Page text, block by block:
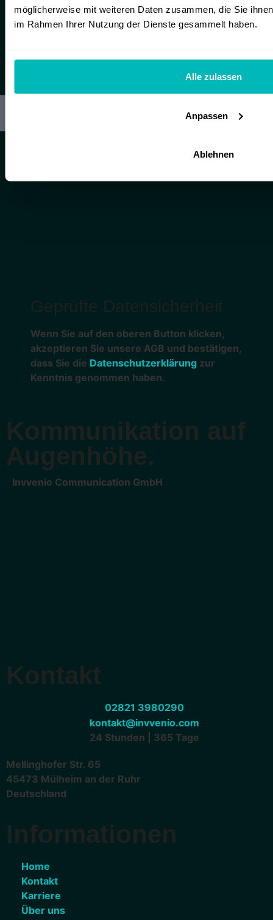
möglicherweise mit weiteren Daten zusammen, die Sie
im Rahmen Ihrer Nutzung der Dienste gesammelt haben.
Alle zulassen
Anpassen
Ablehnen
Zusätzliche Informationen, die für uns wichtig
Jetzt absenden und Potential-Check sichern
Geprüfte Datensicherheit
Wenn Sie auf den oberen Button klicken,
akzeptieren Sie unsere AGB und bestätigen,
dass Sie die Datenschutzerklärung zur
Kenntnis genommen haben.
Kommunikation auf
Augenhöhe.
Invvenio Communication GmbH
Kontakt
02821 3980290
kontakt@invvenio.com
24 Stunden | 365 Tage
Mellinghofer Str. 65
45473 Mülheim an der Ruhr
Deutschland
Informationen
Home
Kontakt
Karriere
Über uns